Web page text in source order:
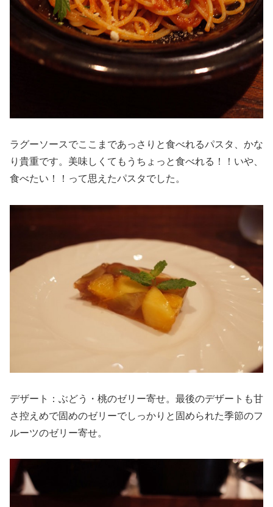
ラグーソースでここまであっさりと食べれるパスタ、かな
り貴重です。美味しくてもうちょっと食べれる！！いや、
食べたい！！って思えたパスタでした。
デザート：ぶどう・桃のゼリー寄せ。最後のデザートも甘
さ控えめで固めのゼリーでしっかりと固められた季節のフ
ルーツのゼリー寄せ。